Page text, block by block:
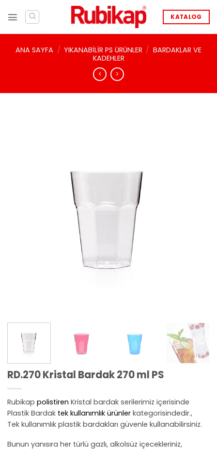
atla
KATALOG
ANA SAYFA / YIKANABILIR PS ÜRÜNLER / BARDAKLAR VE
KADEHLER
RD.270 Kristal Bardak 270 ml PS
Rubikap polistiren Kristal bardak serilerimiz içerisinde
Plastik Bardak tek kullanımlık ürünler kategorisindedir.,
Tek kullanımlık plastik bardakları güvenle kullanabilirsiniz.
Bunun yanısıra her türlü gazlı, alkolsüz içecekleriniz,